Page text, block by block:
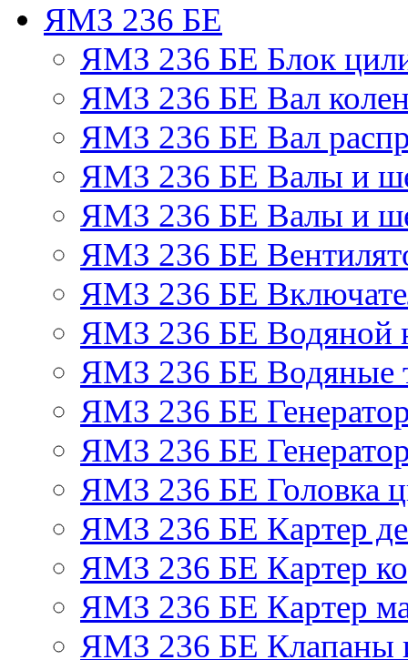
ЯМЗ 236 БЕ
ЯМЗ 236 БЕ Блок
ЯМЗ 236 БЕ Вал
ЯМЗ 236 БЕ Вал
ЯМЗ 236 БЕ Валы и
ЯМЗ 236 БЕ Валы и
ЯМЗ 236 БЕ
ЯМЗ 236 БЕ
ЯМЗ 236 БЕ Водяной
ЯМЗ 236 БЕ Водяные
ЯМЗ 236 БЕ
ЯМЗ 236 БЕ
ЯМЗ 236 БЕ Головка
ЯМЗ 236 БЕ Картер
ЯМЗ 236 БЕ Картер
ЯМЗ 236 БЕ Картер
ЯМЗ 236 БЕ Клапаны